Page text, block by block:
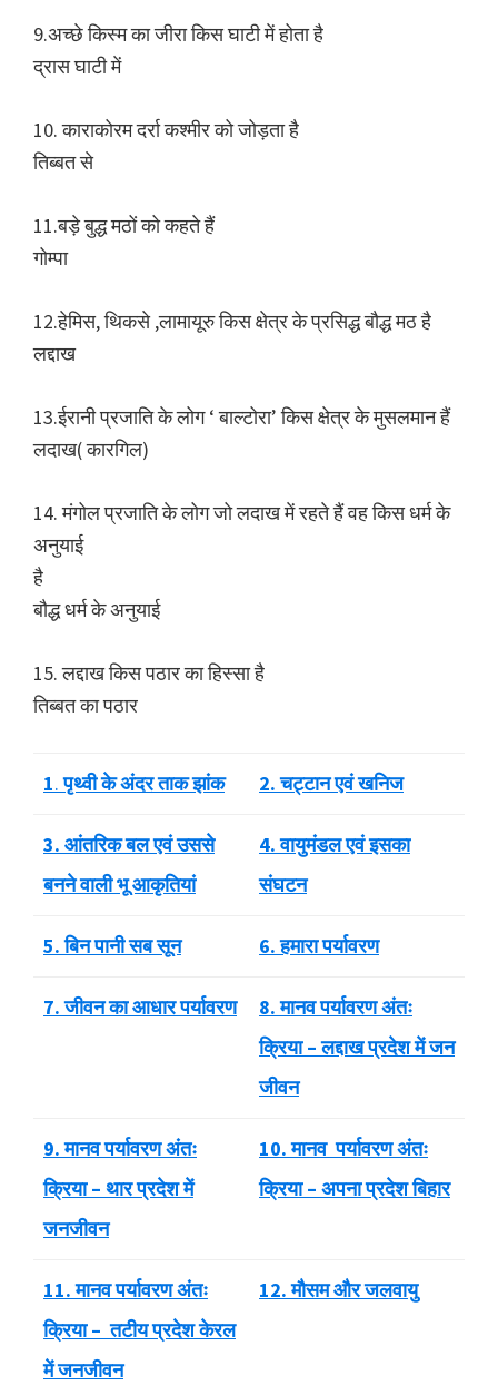
9.अच्छे किस्म का जीरा किस घाटी में होता है
द्रास घाटी में
10. काराकोरम दर्रा कश्मीर को जोड़ता है
तिब्बत से
11.बड़े बुद्ध मठों को कहते हैं
गोम्पा
12.हेमिस, थिकसे ,लामायूरु किस क्षेत्र के प्रसिद्ध बौद्ध मठ है
लद्दाख
13.ईरानी प्रजाति के लोग ‘ बाल्टोरा’ किस क्षेत्र के मुसलमान हैं
लदाख( कारगिल)
14. मंगोल प्रजाति के लोग जो लदाख में रहते हैं वह किस धर्म के
अनुयाई
है
बौद्ध धर्म के अनुयाई
15. लद्दाख किस पठार का हिस्सा है
तिब्बत का पठार
1.पृथ्वी के अंदर ताक झांक 2. चट्टान एवं खनिज
3. आंतरिक बल एवं उससे
बनने वाली भू आकृतियां
4. वायुमंडल एवं इसका
संघटन
5. बिन पानी सब सून 6. हमारा पर्यावरण
7. जीवन का आधार पर्यावरण 8. मानव पर्यावरणअंतः
क्रिया – लद्दाख प्रदेश में जन
जीवन
9. मानव पर्यावरण अंतः
क्रिया – थार प्रदेश में
जनजीवन
10. मानव पर्यावरण अंतः
क्रिया – अपना प्रदेश बिहार
11. मानव पर्यावरण अंतः
क्रिया – तटीय प्रदेश केरल
में जनजीवन
12. मौसम और जलवायु